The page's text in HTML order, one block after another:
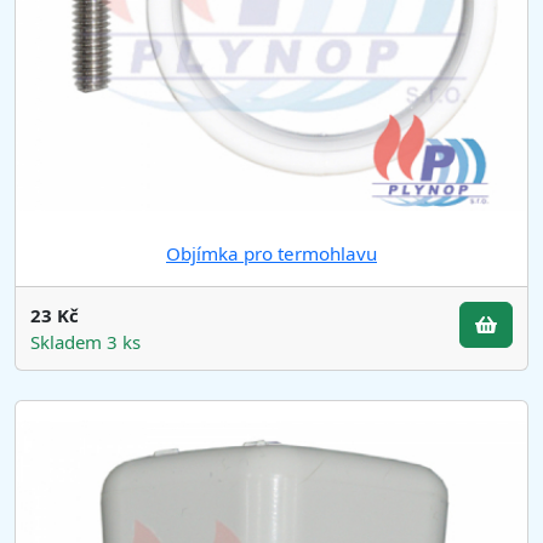
Objímka pro termohlavu
23 Kč
Skladem 3 ks